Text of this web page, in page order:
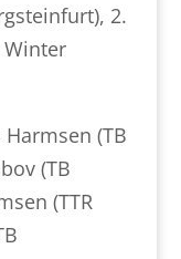
2.
Harmsen (TB
(TB
(TTR